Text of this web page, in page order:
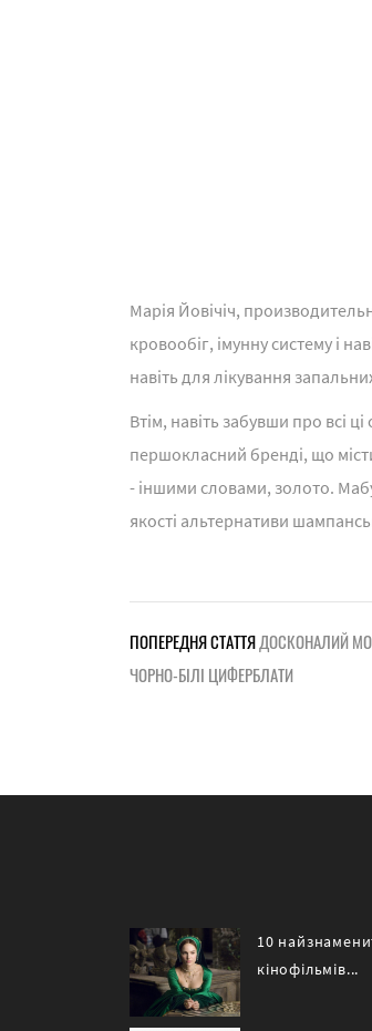
Марія Йовічіч,
кровообіг, імунну систему і
навіть для лікування
Втім, навіть забувши про всі
першокласний бренді, що
- іншими словами, золото.
якості альтернативи
ПОПЕРЕДНЯ СТАТТЯДОСКОНАЛИЙ
ЧОРНО-БІЛІ ЦИФЕРБЛАТИ
10
кінофільмів...